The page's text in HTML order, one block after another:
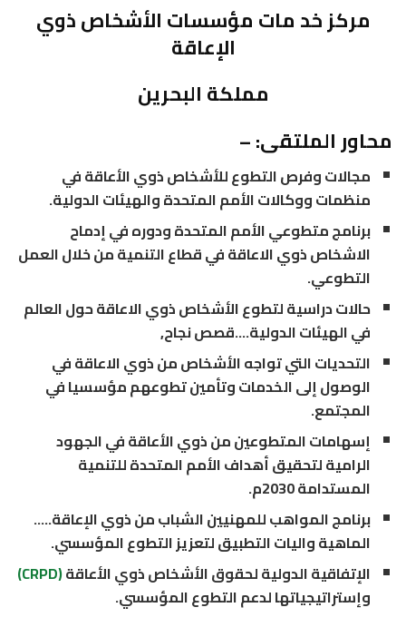
مركز خد مات مؤسسات الأشخاص ذوي
الإعاقة
مملكة البحرين
محاور الملتقى: –
مجالات وفرص التطوع للأشخاص ذوي الأعاقة في
منظمات ووكالات الأمم المتحدة والهيئات الدولية.
برنامج متطوعي الأمم المتحدة ودوره في إدماح
الاشخاص ذوي الاعاقة في قطاع التنمية من خلال العمل
التطوعي.
حالات دراسية لتطوع الأشخاص ذوي الاعاقة حول العالم
في الهيئات الدولية….قصص نجاح,
التحديات التي تواجه الأشخاص من ذوي الاعاقة في
الوصول إلى الخدمات وتأمين تطوعهم مؤسسيا في
المجتمع.
إسهامات المتطوعين من ذوي الأعاقة في الجهود
الرامية لتحقيق أهداف الأمم المتحدة للتنمية
المستدامة 2030م.
برنامج المواهب للمهنيين الشباب من ذوي الإعاقة…..
الماهية واليات التطبيق لتعزيز التطوع المؤسسي.
الإتفاقية الدولية لحقوق الأشخاص ذوي الأعاقة(CRPD)
وإستراتيجياتها لدعم التطوع المؤسسي.